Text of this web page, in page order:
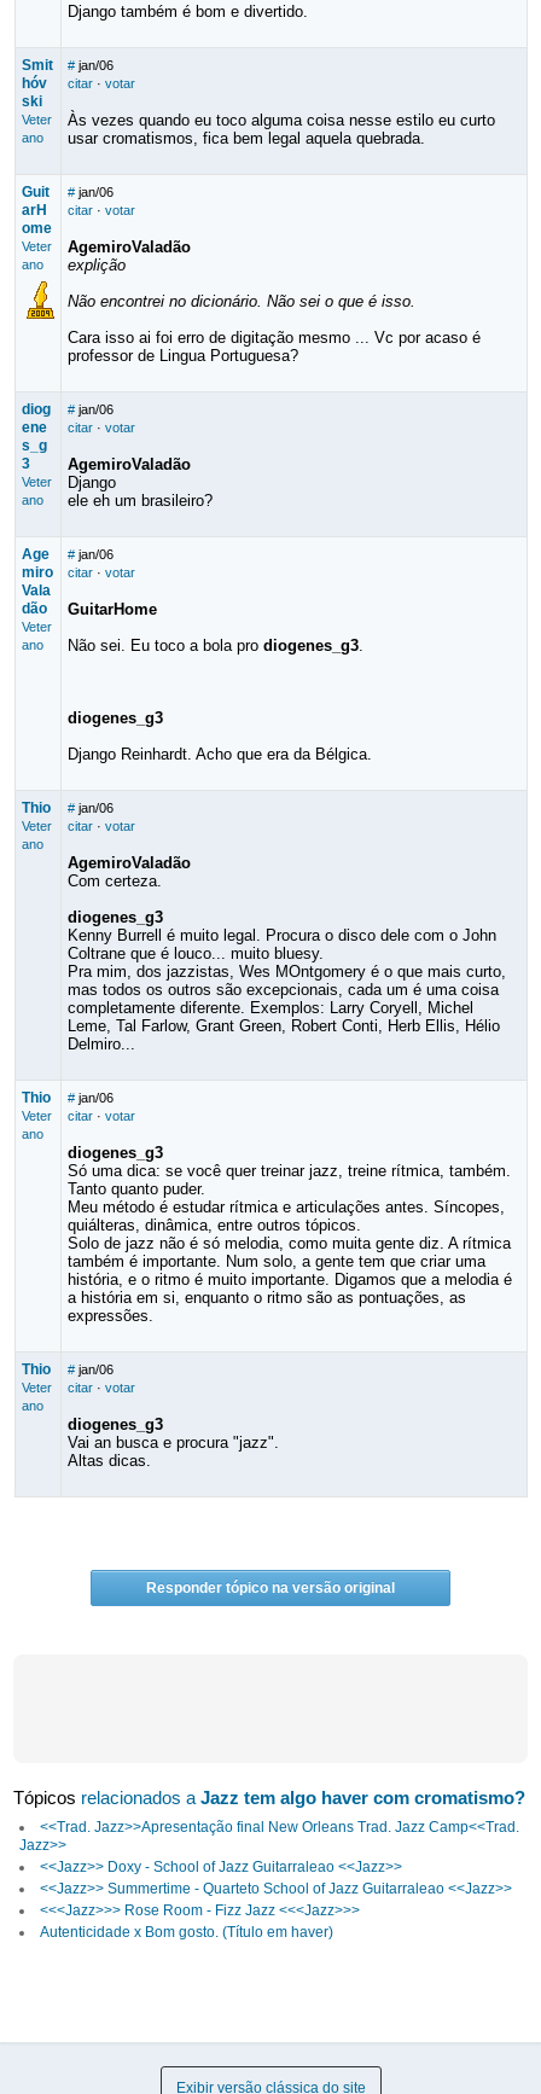
Django também é bom e divertido.
Smit
hóv
ski
Veter
ano
# jan/06
citar· votar
Às vezes quando eu toco alguma coisa nesse estilo eu curto
usar cromatismos, fica bem legal aquela quebrada.
Guit
arH
ome
Veter
ano
# jan/06
citar· votar
AgemiroValadão
explição
Não encontrei no dicionário. Não sei o que é isso.
Cara isso ai foi erro de digitação mesmo ... Vc por acaso é
professor de Lingua Portuguesa?
diog
ene
s_g
3
Veter
ano
# jan/06
citar· votar
AgemiroValadão
Django
ele eh um brasileiro?
Age
miro
Vala
dão
Veter
ano
# jan/06
citar· votar
GuitarHome
Não sei. Eu toco a bola pro diogenes_g3.
diogenes_g3
Django Reinhardt. Acho que era da Bélgica.
Thio
Veter
ano
# jan/06
citar· votar
AgemiroValadão
Com certeza.
diogenes_g3
Kenny Burrell é muito legal. Procura o disco dele com o John
Coltrane que é louco... muito bluesy.
Pra mim, dos jazzistas, Wes MOntgomery é o que mais curto,
mas todos os outros são excepcionais, cada um é uma coisa
completamente diferente. Exemplos: Larry Coryell, Michel
Leme, Tal Farlow, Grant Green, Robert Conti, Herb Ellis, Hélio
Delmiro...
Thio
Veter
ano
# jan/06
citar· votar
diogenes_g3
Só uma dica: se você quer treinar jazz, treine rítmica, também.
Tanto quanto puder.
Meu método é estudar rítmica e articulações antes. Síncopes,
quiálteras, dinâmica, entre outros tópicos.
Solo de jazz não é só melodia, como muita gente diz. A rítmica
também é importante. Num solo, a gente tem que criar uma
história, e o ritmo é muito importante. Digamos que a melodia é
a história em si, enquanto o ritmo são as pontuações, as
expressões.
Thio
Veter
ano
# jan/06
citar· votar
diogenes_g3
Vai an busca e procura "jazz".
Altas dicas.
Responder tópico na versão original
Tópicos relacionados aJazz tem algo haver com cromatismo?
<<Trad. Jazz>>Apresentação final New Orleans Trad. Jazz Camp<<Trad.
Jazz>>
<<Jazz>> Doxy - School of Jazz Guitarraleao <<Jazz>>
<<Jazz>> Summertime - Quarteto School of Jazz Guitarraleao <<Jazz>>
<<<Jazz>>> Rose Room - Fizz Jazz <<<Jazz>>>
Autenticidade x Bom gosto. (Título em haver)
Exibir versão clássica do site